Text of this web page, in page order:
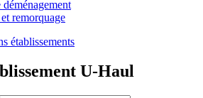
remorquage
établissements
U-Haul